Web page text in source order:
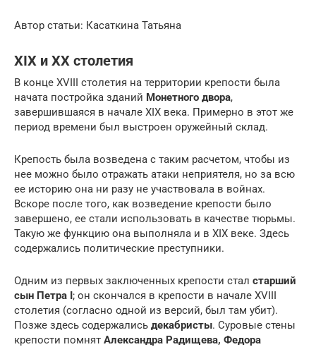
Автор статьи: Касаткина Татьяна
XIX и XX столетия
В конце XVIII столетия на территории крепости была
начата постройка зданий Монетного двора,
завершившаяся в начале XIX века. Примерно в этот же
период времени был выстроен оружейный склад.
Крепость была возведена с таким расчетом, чтобы из
нее можно было отражать атаки неприятеля, но за всю
ее историю она ни разу не участвовала в войнах.
Вскоре после того, как возведение крепости было
завершено, ее стали использовать в качестве тюрьмы.
Такую же функцию она выполняла и в XIX веке. Здесь
содержались политические преступники.
Одним из первых заключенных крепости стал старший
сын Петра I; он скончался в крепости в начале XVIII
столетия (согласно одной из версий, был там убит).
Позже здесь содержались декабристы. Суровые стены
крепости помнят Александра Радищева, Федора